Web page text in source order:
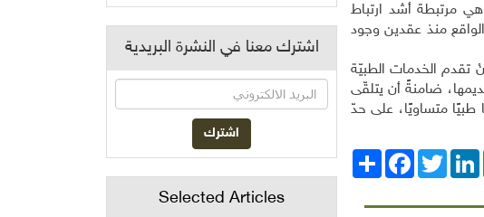
هي مرتبطة أشد ارتباط
منذ عقدين وجود
تقدم الخدمات الطبيّة
ضامنةً أن يتلقّى
متساويًا، على حدّ
انشر
FacebookTwitterLinkedIn
اشترك معنا في النشرة البريدية
Selected Articles